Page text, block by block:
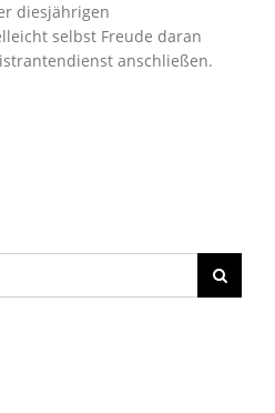
diesjährigen
selbst Freude daran
anschließen.